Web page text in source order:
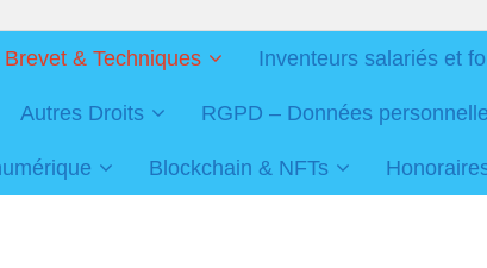
Brevet & Techniques Inventeurs salariés et
Autres Droits RGPD – Données
Blockchain & NFTs